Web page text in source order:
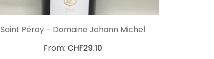
CHOIX DES OPTIONS
Saint Péray – Domaine Johann Michel
From: CHF29.10